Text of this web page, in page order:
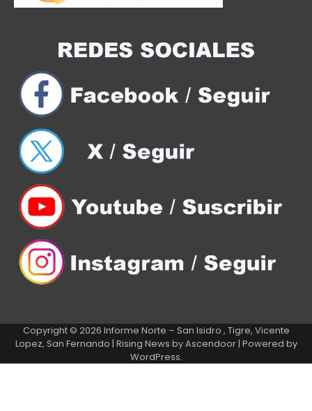
Copyright © 2026 Informe Norte – San Isidro , Tigre, Vicente
Lopez, San Fernando | Rising News byAscendoor| Powered by
WordPress.